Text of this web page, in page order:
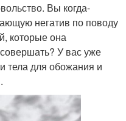
Вы когда-
негатив по поводу
которые она
У вас уже
тела для обожания и